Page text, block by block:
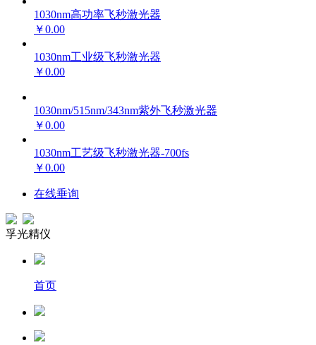
1030nm高功率飞秒激光器
￥0.00
1030nm工业级飞秒激光器
￥0.00
1030nm/515nm/343nm紫外飞秒激光器
￥0.00
1030nm工艺级飞秒激光器-700fs
￥0.00
在线垂询
孚光精仪
首页